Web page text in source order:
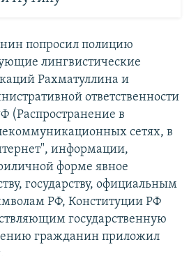
попросил полицию
лингвистические
Рахматуллина и
ответственности
(Распространение в
сетях, в
информации,
форме явное
государству, официальным
РФ, Конституции РФ
государственную
гражданин приложил